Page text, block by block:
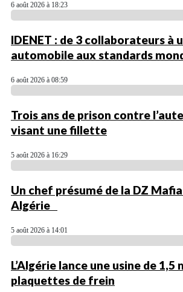
6 août 2026 à 18:23
IDENET : de 3 collaborateurs à
automobile aux standards
6 août 2026 à 08:59
Trois ans de prison contre
visant une fillette
5 août 2026 à 16:29
Un chef présumé de la DZ
Algérie
5 août 2026 à 14:01
L’Algérie lance une usine de 1,5
plaquettes de frein